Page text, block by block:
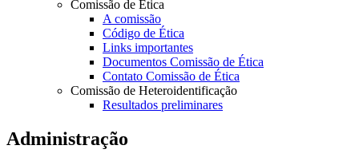
Comissão de Ética
A comissão
Código de Ética
Links importantes
Documentos Comissão de Ética
Contato Comissão de Ética
Comissão de Heteroidentificação
Resultados preliminares
Administração